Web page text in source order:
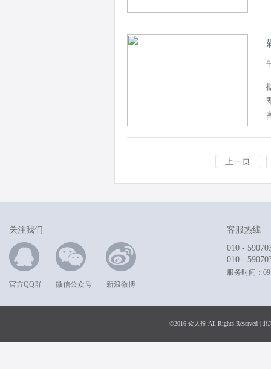
上一页
关注我们
官方QQ群 微信公众号 新浪微博
客服热线
010 -
010 -
服务时间：
©2016 众人投 All Rights Reserved |